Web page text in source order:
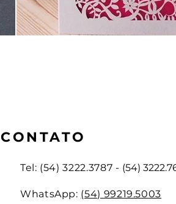
CONTATO
Tel: (54) 3222.3787 - (54)
WhatsApp: (54) 99219.5003